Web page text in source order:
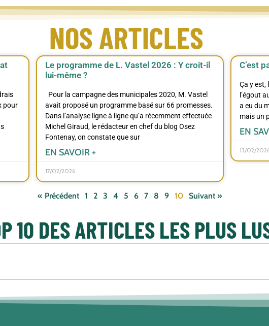
NOS ARTICLES
pour
Le programme de L. Vastel 2026 : Y croit-il
lui-même ?
Pour la campagne des municipales 2020, M. Vastel
avait proposé un programme basé sur 66 promesses.
Dans l’analyse ligne à ligne qu’a récemment effectuée
Michel Giraud, le rédacteur en chef du blog Osez
Fontenay, on constate que sur
EN SAVOIR +
17/02/2026
C’est
Ça y est,
l’égout
a eu du
mais un
EN
13/02/
« Précédent 1 2 3 4 5 6 7 8 9 10 Suivant »
10 DES ARTICLES LES PLUS